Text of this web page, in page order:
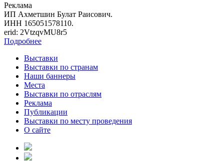
Реклама
ИП Ахметшин Булат Раисович.
ИНН 165051578110.
erid: 2VtzqvMU8r5
Подробнее
Выставки
Выставки по странам
Наши баннеры
Места
Выставки по отраслям
Реклама
Публикации
Выставки по месту проведения
О сайте